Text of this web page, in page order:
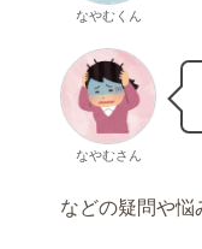
なやむくん
なやむさん
などの疑問や悩